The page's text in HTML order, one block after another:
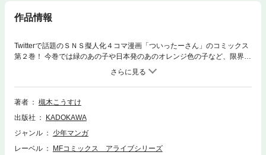
作品情報
Twitterで話題のＳＮＳ擬人化４コマ漫画「ついったーさん」のコミックス
第２巻！ 今巻では緑のあの子や日本発のあのオレンジ色の子など、限界ギ
リギリのゲストキャラも満載ですっ！！！
著者
槻木こうすけ
出版社
KADOKAWA
ジャンル
少年マンガ
レーベル
MFコミックス アライブシリーズ